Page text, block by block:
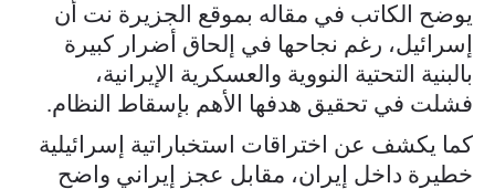
يوضح الكاتب في مقاله بموقع الجزيرة نت أن
إسرائيل، رغم نجاحها في إلحاق أضرار كبيرة
بالبنية التحتية النووية والعسكرية الإيرانية،
فشلت في تحقيق هدفها الأهم بإسقاط النظام.
كما يكشف عن اختراقات استخباراتية إسرائيلية
خطيرة داخل إيران، مقابل عجز إيراني واضح